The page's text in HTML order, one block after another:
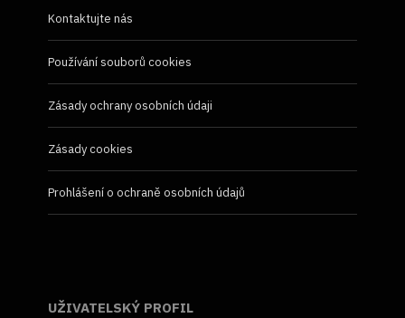
Kontaktujte nás
Používání souborů cookies
Zásady ochrany osobních údaji
Zásady cookies
Prohlášení o ochraně osobních údajů
UŽIVATELSKÝ PROFIL